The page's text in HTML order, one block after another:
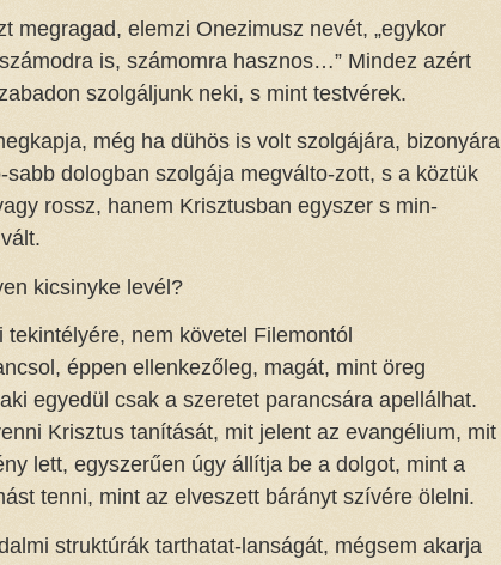
megragad, elemzi Onezimusz nevét, „egykor
is, számomra hasznos…” Mindez azért
szolgáljunk neki, s mint testvérek.
még ha dühös is volt szolgájára, bizonyára
dologban szolgája megválto-zott, s a köztük
rossz, hanem Krisztusban egyszer s min-
kicsinyke levél?
nem követel Filemontól
éppen ellenkezőleg, magát, mint öreg
egyedül csak a szeretet parancsára apellálhat.
Krisztus tanítását, mit jelent az evangélium, mit
lett, egyszerűen úgy állítja be a dolgot, mint a
tenni, mint az elveszett bárányt szívére ölelni.
struktúrák tarthatat-lanságát, mégsem akarja